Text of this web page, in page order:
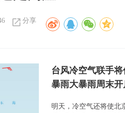
分享
台风冷空气联手
暴雨大暴雨周末开
明天，冷空气还将使北